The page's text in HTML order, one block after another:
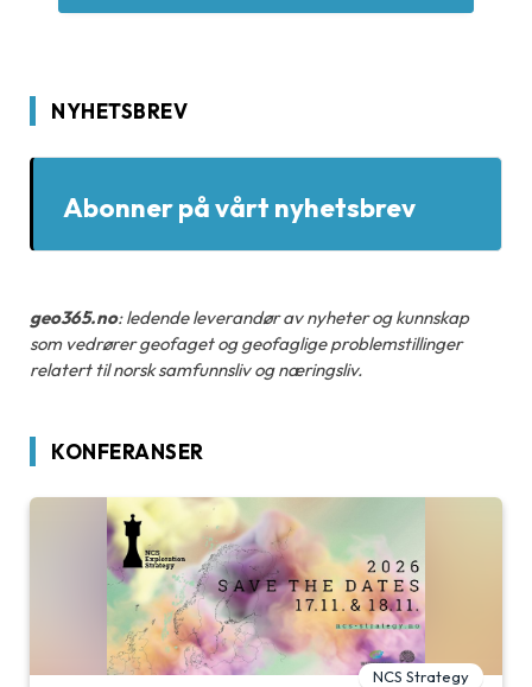
NYHETSBREV
Abonner på vårt nyhetsbrev
geo365.no: ledende leverandør av nyheter og kunnskap
som vedrører geofaget og geofaglige problemstillinger
relatert til norsk samfunnsliv og næringsliv.
KONFERANSER
NCS Strategy